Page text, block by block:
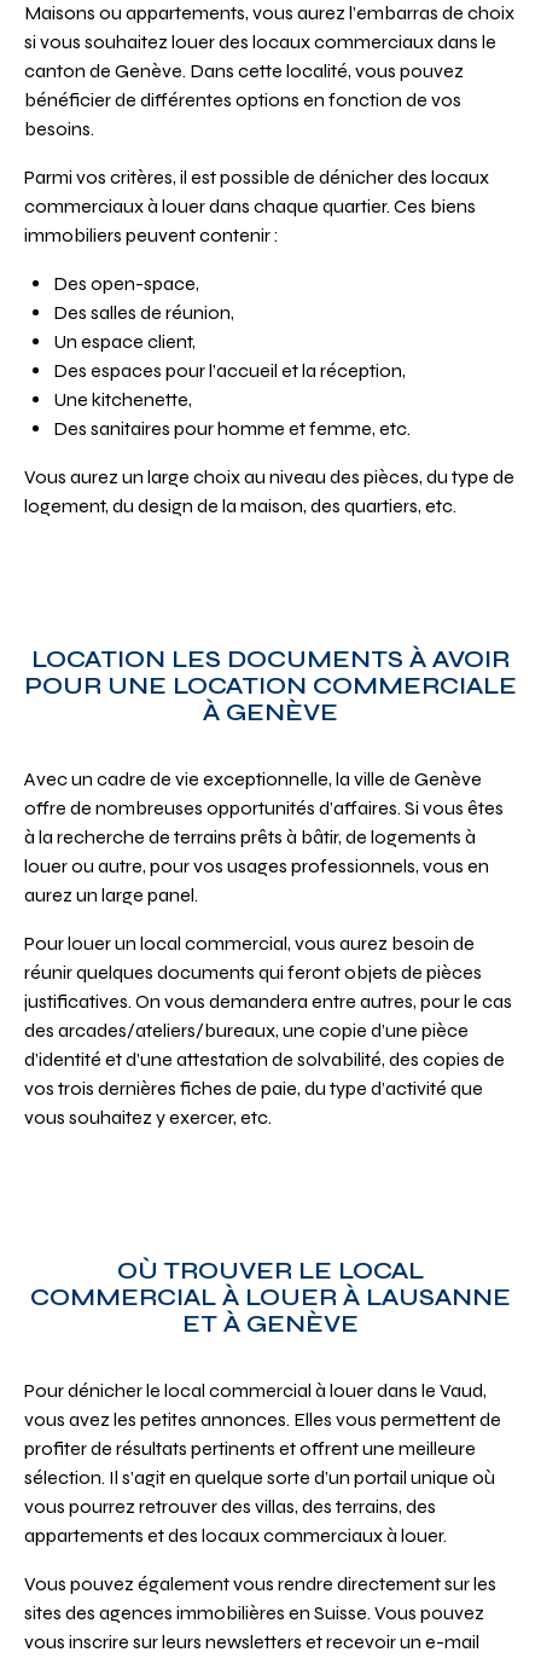
Maisons ou appartements, vous aurez l’embarras de choix
si vous souhaitez louer des locaux commerciaux dans le
canton de Genève. Dans cette localité, vous pouvez
bénéficier de différentes options en fonction de vos
besoins.
Parmi vos critères, il est possible de dénicher des locaux
commerciaux à louer dans chaque quartier. Ces biens
immobiliers peuvent contenir :
Des open-space,
Des salles de réunion,
Un espace client,
Des espaces pour l’accueil et la réception,
Une kitchenette,
Des sanitaires pour homme et femme, etc.
Vous aurez un large choix au niveau des pièces, du type de
logement, du design de la maison, des quartiers, etc.
LOCATION LES DOCUMENTS À AVOIR
POUR UNE LOCATION COMMERCIALE
À GENÈVE
Avec un cadre de vie exceptionnelle, la ville de Genève
offre de nombreuses opportunités d’affaires. Si vous êtes
à la recherche de terrains prêts à bâtir, de logements à
louer ou autre, pour vos usages professionnels, vous en
aurez un large panel.
Pour louer un local commercial, vous aurez besoin de
réunir quelques documents qui feront objets de pièces
justificatives. On vous demandera entre autres, pour le cas
des arcades/ateliers/bureaux, une copie d’une pièce
d’identité et d’une attestation de solvabilité, des copies de
vos trois dernières fiches de paie, du type d’activité que
vous souhaitez y exercer, etc.
OÙ TROUVER LE LOCAL
COMMERCIAL À LOUER À LAUSANNE
ET À GENÈVE
Pour dénicher le local commercial à louer dans le Vaud,
vous avez les petites annonces. Elles vous permettent de
profiter de résultats pertinents et offrent une meilleure
sélection. Il s’agit en quelque sorte d’un portail unique où
vous pourrez retrouver des villas, des terrains, des
appartements et des locaux commerciaux à louer.
Vous pouvez également vous rendre directement sur les
sites des agences immobilières en Suisse. Vous pouvez
vous inscrire sur leurs newsletters et recevoir un e-mail